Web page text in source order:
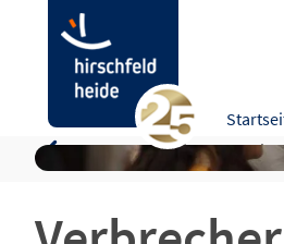
Verbrecherjagd in
Programm-Idee